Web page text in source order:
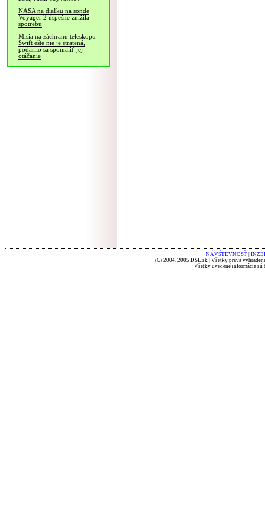
NASA na diaľku na sonde
Voyager 2 úspešne znížila
spotrebu
Misia na záchranu teleskopu
Swift ešte nie je stratená,
podarilo sa spomaliť jej
otáčanie
NÁVŠTEVNOSŤ
(C) 2004, 2005 DSL.sk | Všetky práva
Všetky uvedené informácie sú